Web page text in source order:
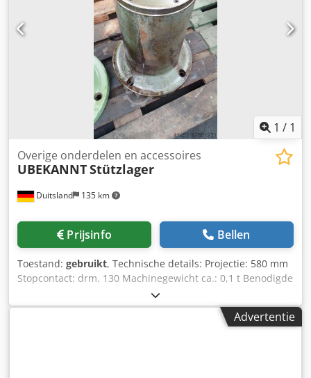
1 / 1
Duitsland 135 km
Overige onderdelen en accessoires
UBEKANNTStützlager
Prijsinfo Bellen
Toestand: gebruikt, Technische details: Projectie: 580 mm
Stopcontact: drm. 130 Machinegewicht ca.: 0,1 t Benodigde
ruimte ca.: 0,4 x 0,4 x 0,58 m Dodsvb Afgjpfx Acqskr
Gebruikt steunlager voor spindeldiameter 130 mm *
Advertentie